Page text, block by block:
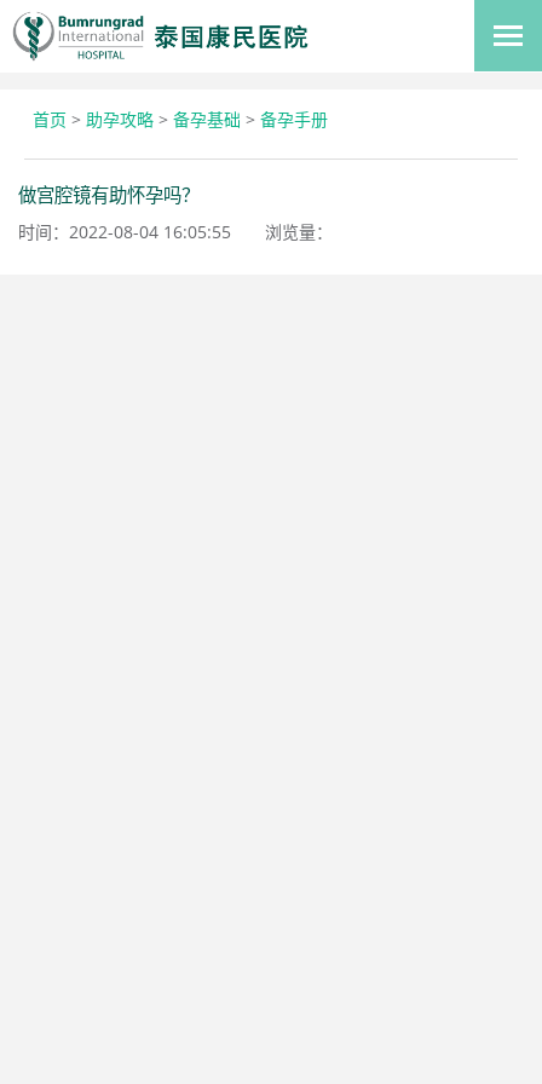
首页 > 助孕攻略 > 备孕基础 > 备孕手册
做宫腔镜有助怀孕吗？
时间：2022-08-04 16:05:55 浏览量：